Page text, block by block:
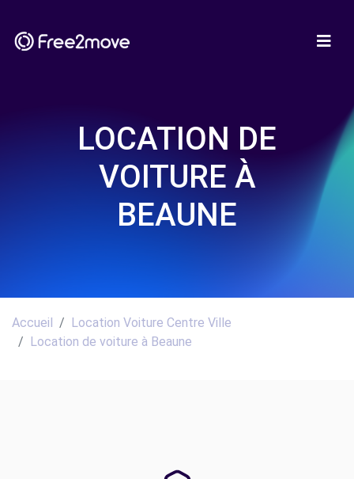
LOCATION DE
VOITURE À
BEAUNE
Accueil
Location Voiture Centre Ville
Location de voiture à Beaune